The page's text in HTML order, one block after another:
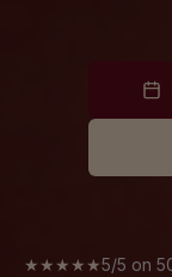
★★★★★5/5 on